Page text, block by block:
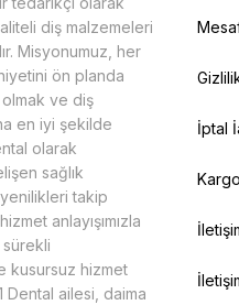
diş malzemeleri
Misyonumuz, her
ön planda
ve diş
en iyi şekilde
olarak
sağlık
takip
anlayışımızla
kusursuz hizmet
Dental ailesi, daima
İptal